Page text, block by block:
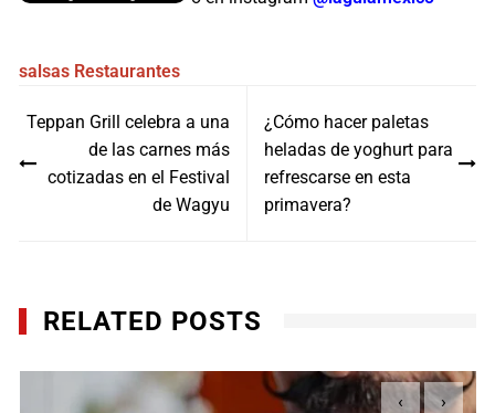
salsas Restaurantes
de
entradas
Teppan Grill celebra a una
de las carnes más
cotizadas en el Festival
de Wagyu
¿Cómo hacer paletas
heladas de yoghurt para
refrescarse en esta
primavera?
RELATED POSTS
‹ ›